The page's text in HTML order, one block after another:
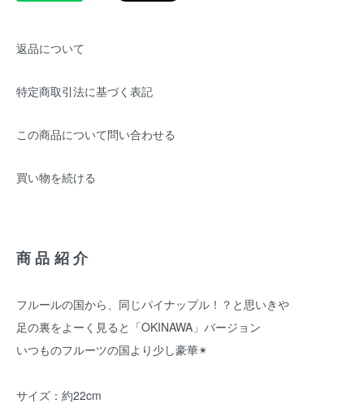
返品について
特定商取引法に基づく表記
この商品について問い合わせる
買い物を続ける
商品紹介
フルールの国から、同じパイナップル！？と思いきや
足の裏をよーく見ると「OKINAWA」バージョン
いつものフルーツの国より少し豪華✴︎
サイズ：約22cm